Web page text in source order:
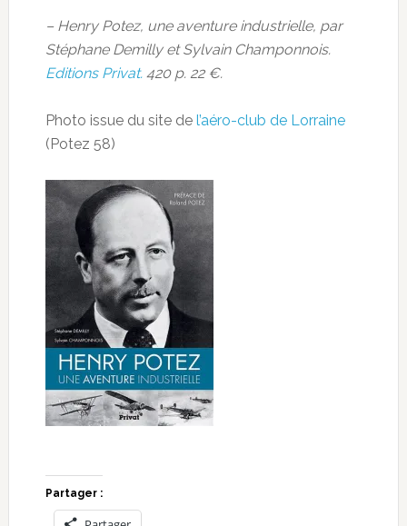
– Henry Potez, une aventure industrielle, par
Stéphane Demilly et Sylvain Champonnois.
Editions Privat.420 p. 22 €.
Photo issue du site de l’aéro-club de Lorraine
(Potez 58)
Partager :